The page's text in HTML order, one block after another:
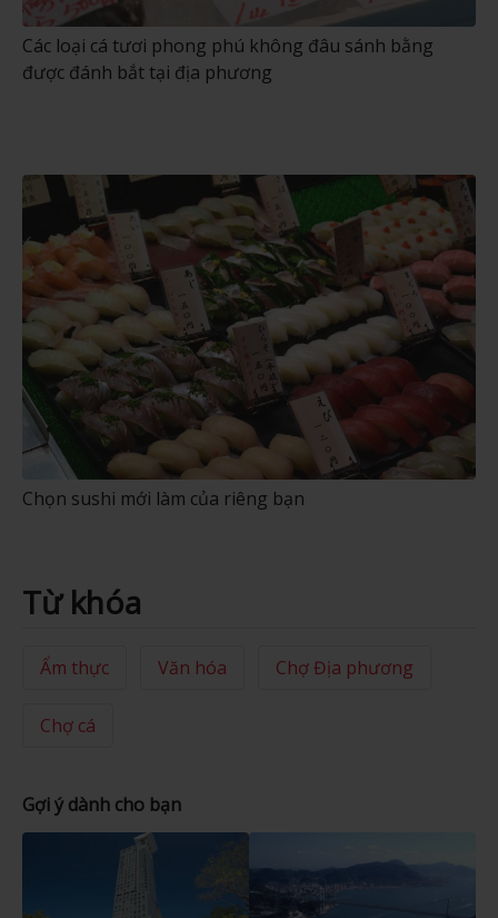
Các loại cá tươi phong phú không đâu sánh bằng
được đánh bắt tại địa phương
Chọn sushi mới làm của riêng bạn
Từ khóa
Ẩm thực Văn hóa Chợ Địa phương
Chợ cá
Gợi ý dành cho bạn